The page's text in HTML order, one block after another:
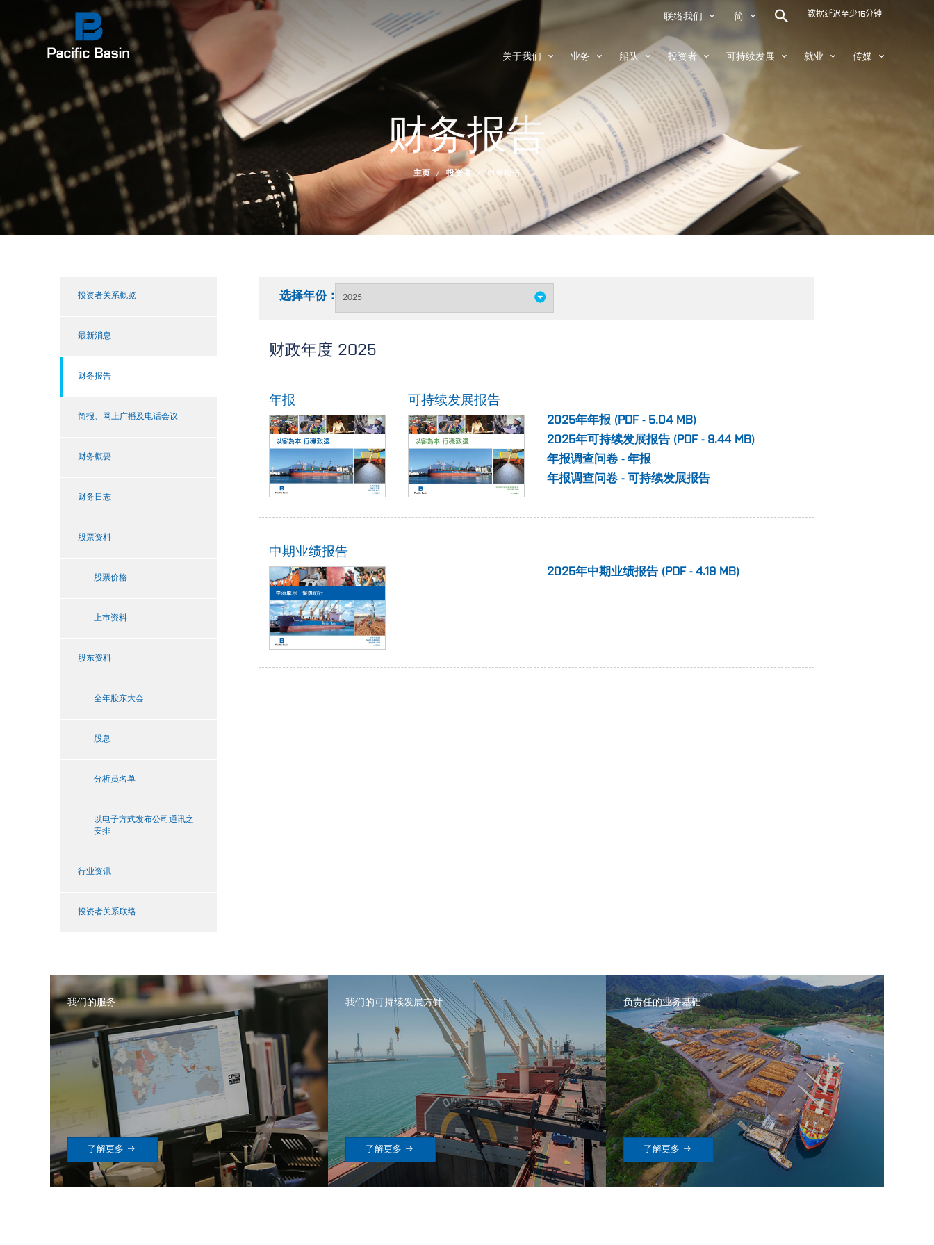
联络我们  简 
关于我们  业务  船队  投资者  可持续发展  就业  传媒 
财务报告
主页 /投资者 /财务报告
投资者关系概览
最新消息
财务报告
简报、网上广播及电话会议
财务概要
财务日志
股票资料
股票价格
上巿资料
股东资料
全年股东大会
股息
分析员名单
以电子方式发布公司通讯之
安排
行业资讯
投资者关系联络
选择年份：
财政年度 2025
年报 可持续发展报告
2025年年报 ( PDF - 5.04 MB)
2025年可持续发展报告 ( PDF - 9.44 MB)
年报调查问卷 - 年报
年报调查问卷 - 可持续发展报告
中期业绩报告
2025年中期业绩报告 ( PDF - 4.19 MB)
我们的服务
了解更多 
我们的可持续发展方针
了解更多 
负责任的业务基础
了解更多 